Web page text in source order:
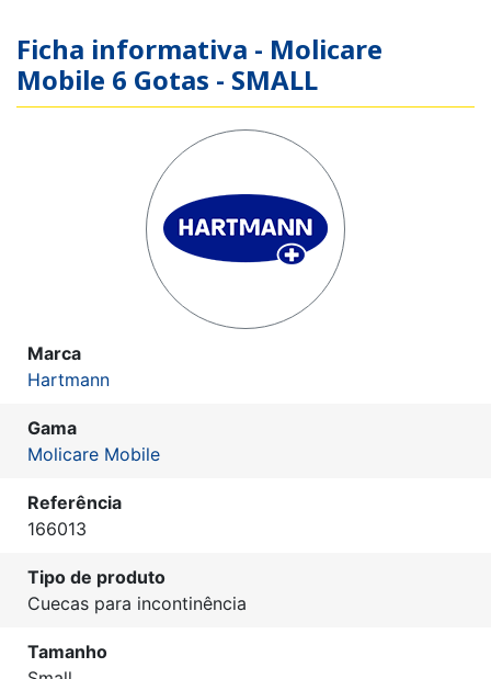
Ficha informativa - Molicare
Mobile 6 Gotas - SMALL
Marca
Hartmann
Gama
Molicare Mobile
Referência
166013
Tipo de produto
Cuecas para incontinência
Tamanho